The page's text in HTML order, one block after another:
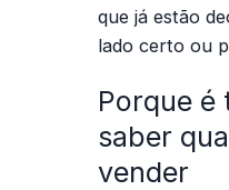
que já estão
lado certo ou
Porque é
saber
vender